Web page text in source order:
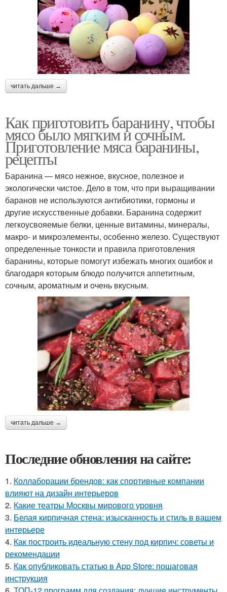
читать дальше →
Как приготовить баранину, чтобы
мясо было мягким и сочным.
Приготовление мяса баранины,
рецепты
Баранина — мясо нежное, вкусное, полезное и
экологически чистое. Дело в том, что при выращивании
баранов не используются антибиотики, гормоны и
другие искусственные добавки. Баранина содержит
легкоусвояемые белки, ценные витамины, минералы,
макро- и микроэлементы, особенно железо. Существуют
определенные тонкости и правила приготовления
баранины, которые помогут избежать многих ошибок и
благодаря которым блюдо получится аппетитным,
сочным, ароматным и очень вкусным.
читать дальше →
Последние обновления на сайте:
1. Коллаборации брендов: как спортивные компании
влияют на дизайн интерьеров
2. Какие театры Москвы мирового уровня
3. Белая кирпичная стена: изысканность и стиль в вашем
интерьере
4. Как построить идеальную стену под кирпич: советы и
рекомендации
5. Как опубликовать статью в App Store: пошаговая
инструкция